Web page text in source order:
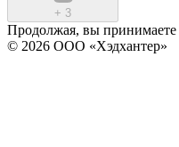
+ 3
Продолжая, вы принимаете
© 2026 ООО «Хэдхантер»